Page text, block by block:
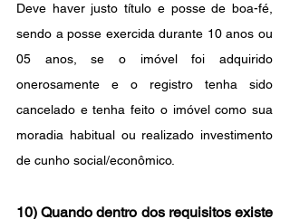
Deve haver justo título e posse de boa-fé,
sendo a posse exercida durante 10 anos ou
05 anos, se o imóvel foi adquirido
onerosamente e o registro tenha sido
cancelado e tenha feito o imóvel como sua
moradia habitual ou realizado investimento
de cunho social/econômico.
10) Quando dentro dos requisitos existe